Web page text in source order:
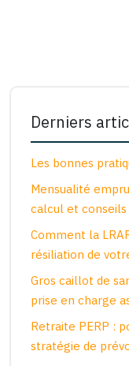
Derniers
Les bonnes
Mensualité
calcul et conseils
Comment la
résiliation de
Gros caillot de
prise en charge
Retraite PERP :
stratégie de